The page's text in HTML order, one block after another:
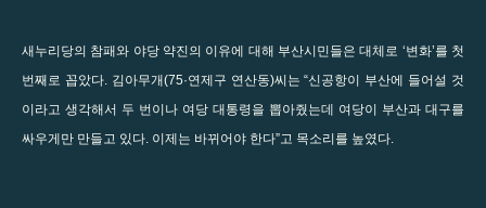
새누리당의 참패와 야당 약진의 이유에 대해 부산시민들은 대체로 ‘변화’를 첫
번째로 꼽았다. 김아무개(75·연제구 연산동)씨는 “신공항이 부산에 들어설 것
이라고 생각해서 두 번이나 여당 대통령을 뽑아줬는데 여당이 부산과 대구를
싸우게만 만들고 있다. 이제는 바뀌어야 한다”고 목소리를 높였다.